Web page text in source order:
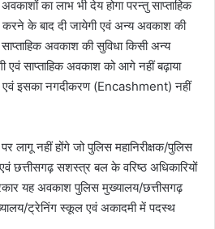
का लाभ भी देय होगा परन्तु साप्ताहिक
करने के बाद दी जायेगी एवं अन्य अवकाश की
अवकाश की सुविधा किसी अन्य
साप्ताहिक अवकाश को आगे नहीं बढ़ाया
इसका नगदीकरण (Encashment) नहीं
लागू नहीं होंगे जो पुलिस महानिरीक्षक/पुलिस
छत्तीसगढ़ सशस्त्र बल के वरिष्ठ अधिकारियों
यह अवकाश पुलिस मुख्यालय/छत्तीसगढ़
ट्रेनिंग स्कूल एवं अकादमी में पदस्थ